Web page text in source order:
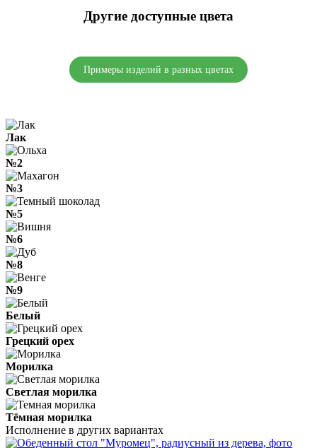
Другие доступные цвета
Примеры изделий в разных цветах
Лак
№2
№3
№5
№6
№8
№9
Белый
Грецкий орех
Морилка
Светлая морилка
Тёмная морилка
Исполнение в других вариантах